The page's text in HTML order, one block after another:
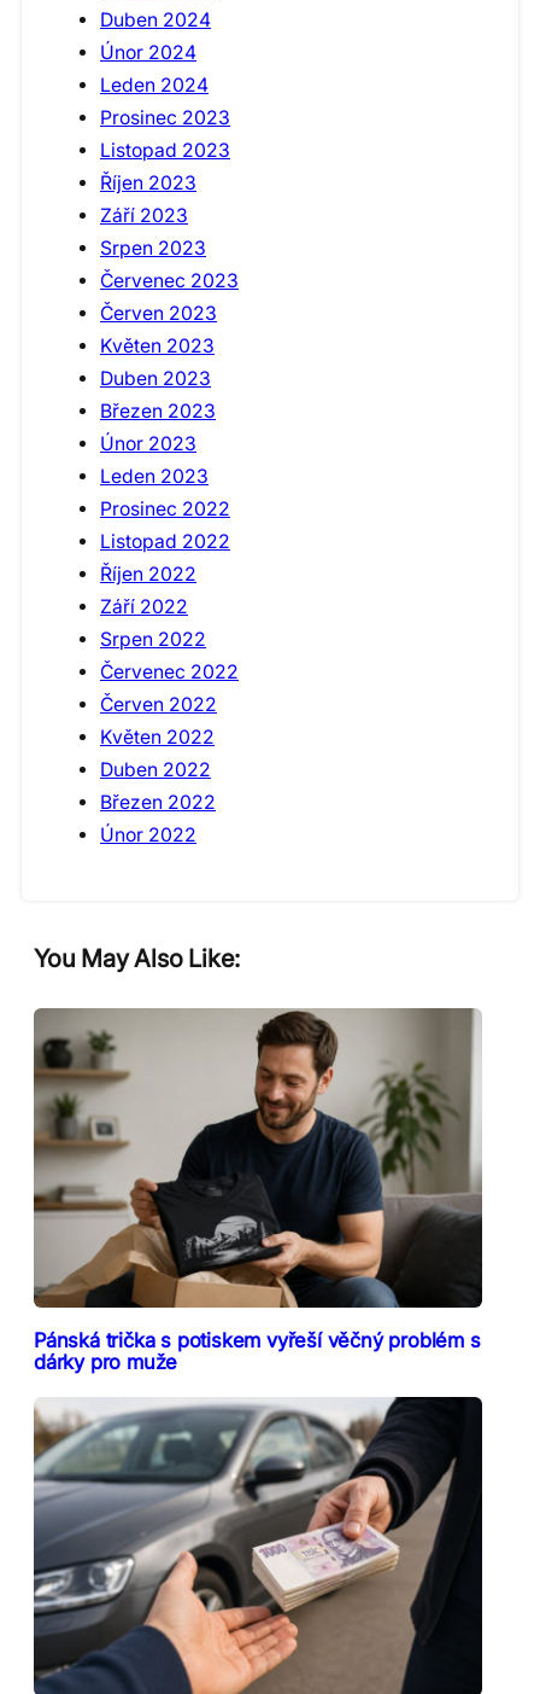
Duben 2024
Únor 2024
Leden 2024
Prosinec 2023
Listopad 2023
Říjen 2023
Září 2023
Srpen 2023
Červenec 2023
Červen 2023
Květen 2023
Duben 2023
Březen 2023
Únor 2023
Leden 2023
Prosinec 2022
Listopad 2022
Říjen 2022
Září 2022
Srpen 2022
Červenec 2022
Červen 2022
Květen 2022
Duben 2022
Březen 2022
Únor 2022
You May Also Like:
Pánská trička s potiskem vyřeší věčný problém s
dárky pro muže